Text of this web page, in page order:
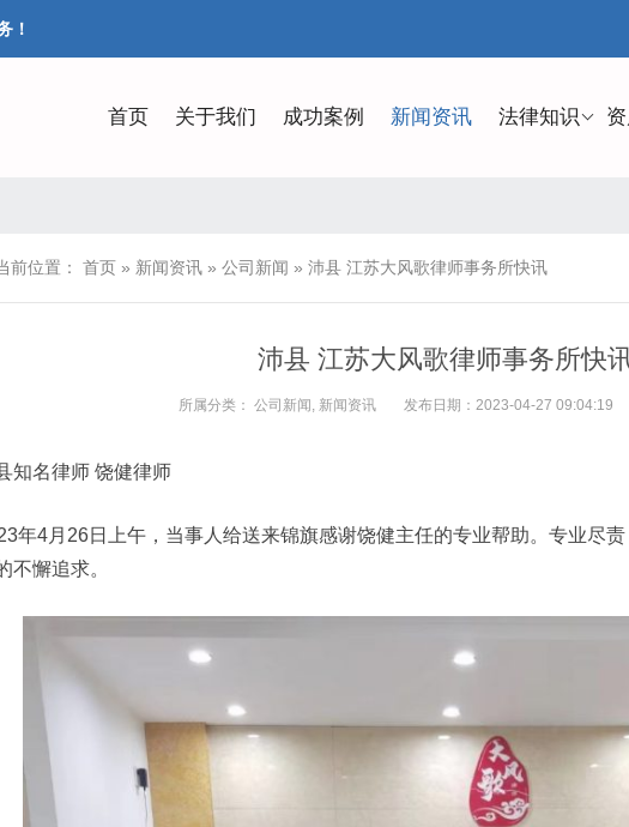
！
首页 关于我们 成功案例 新闻资讯 法律知识
前位置： 首页 » 新闻资讯 » 公司新闻 » 沛县 江苏大风歌律师事务所快讯
沛县 江苏大风歌律师事务所快
所属分类： 公司新闻 , 新闻资讯 发布日期：2023-04-27 09:04:19
知名律师 饶健律师
年4月26日上午，当事人给送来锦旗感谢饶健主任的专业帮助。专业尽
不懈追求。